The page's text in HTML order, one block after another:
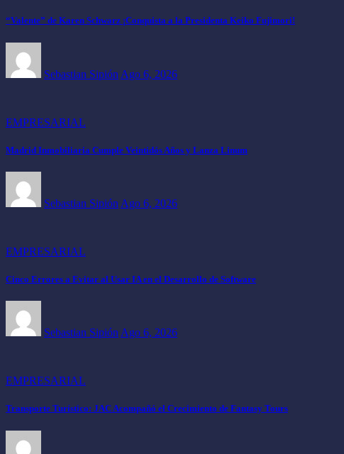
“Valente” de Karen Schwarz ¡Conquista a la Presidenta Keiko Fujimori!
Sebastian Sipión Ago 6, 2026
EMPRESARIAL
Madrid Inmobiliaria Cumple Veintidós Años y Lanza Linum
Sebastian Sipión Ago 6, 2026
EMPRESARIAL
Cinco Errores a Evitar al Usar IA en el Desarrollo de Software
Sebastian Sipión Ago 6, 2026
EMPRESARIAL
Transporte Turístico: JAC Acompañó el Crecimiento de Fantasy Tours